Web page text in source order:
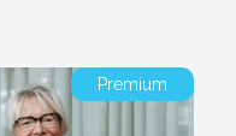
Premium